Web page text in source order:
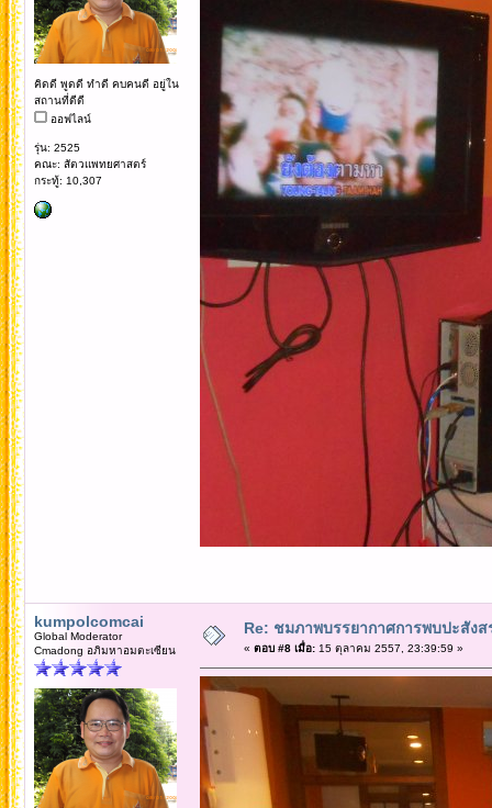
คิดดี พูดดี ทำดี คบคนดี อยู่ใน
สถานที่ดีดี
ออฟไลน์
รุ่น: 2525
คณะ: สัตวแพทยศาสตร์
กระทู้: 10,307
kumpolcomcai
Global Moderator
Cmadong อภิมหาอมตะเซียน
Re: ชมภาพบรรยากาศการพบปะสัง
« ตอบ #8 เมื่อ:15 ตุลาคม 2557, 23:39:59 »